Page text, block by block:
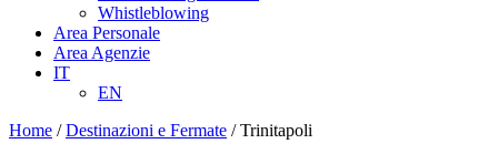
Whistleblowing
Area Personale
Area Agenzie
IT
EN
Home / Destinazioni e Fermate / Trinitapoli